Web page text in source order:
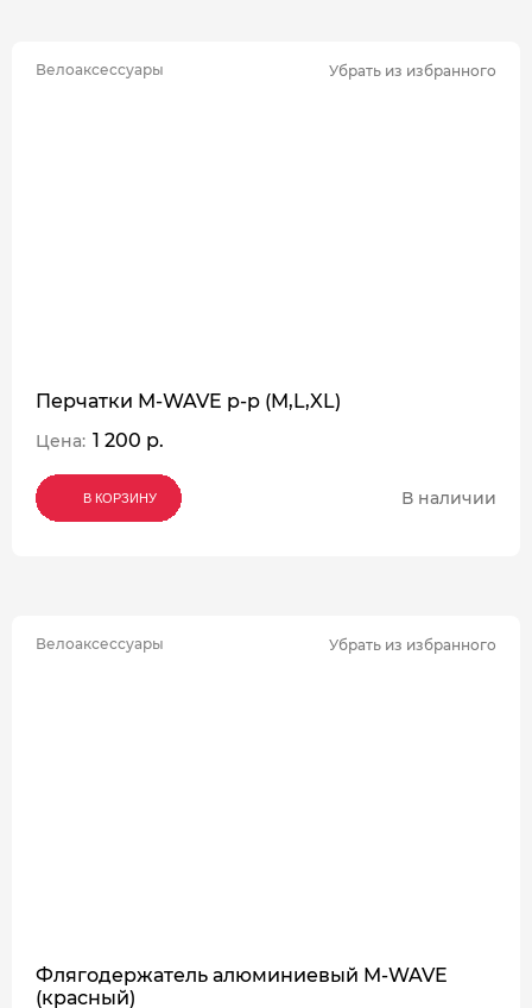
Велоаксессуары Убрать из избранного
Перчатки M-WAVE p-p (M,L,XL)
Цена: 1 200 р.
В КОРЗИНУ
В КОРЗИНУ
В КОРЗИНУ В наличии
Велоаксессуары Убрать из избранного
Флягодержатель алюминиевый M-WAVE
(красный)